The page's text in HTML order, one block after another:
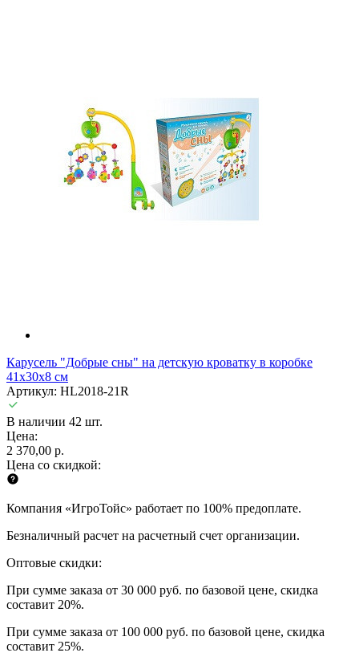
Карусель "Добрые сны" на детскую кроватку в коробке
41х30х8 см
Артикул: HL2018-21R
В наличии 42 шт.
Цена:
2 370,00 р.
Цена со скидкой:
Компания «ИгроТойс» работает по 100% предоплате.
Безналичный расчет на расчетный счет организации.
Оптовые скидки:
При сумме заказа от 30 000 руб. по базовой цене, скидка
составит 20%.
При сумме заказа от 100 000 руб. по базовой цене, скидка
составит 25%.